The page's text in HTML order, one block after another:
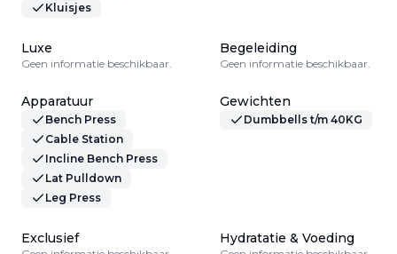
Kluisjes
Luxe
Geen informatie beschikbaar.
Begeleiding
Geen informatie beschikbaar.
Apparatuur
Bench Press
Cable Station
Incline Bench Press
Lat Pulldown
Leg Press
Gewichten
Dumbbells t/m 40KG
Exclusief Hydratatie & Voeding